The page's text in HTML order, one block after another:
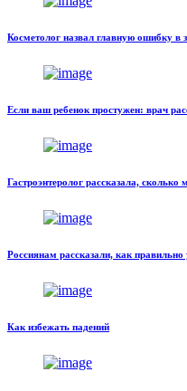
Косметолог назвал главную ошибку в
Если ваш ребенок простужен: врач
Гастроэнтеролог рассказала,
Россиянам рассказали, как
Как избежать падений